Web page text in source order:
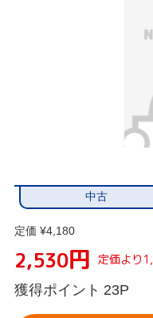
中古
定価 ¥4,180
2,530円 定価より
獲得ポイント 23P